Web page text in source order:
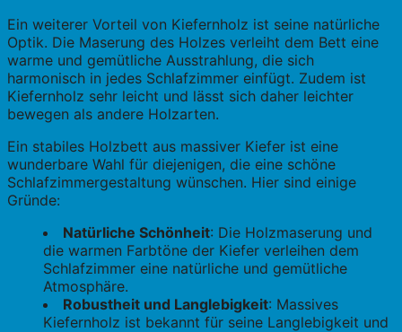
Ein weiterer Vorteil von Kiefernholz ist seine natürliche
Optik. Die Maserung des Holzes verleiht dem Bett eine
warme und gemütliche Ausstrahlung, die sich
harmonisch in jedes Schlafzimmer einfügt. Zudem ist
Kiefernholz sehr leicht und lässt sich daher leichter
bewegen als andere Holzarten.
Ein stabiles Holzbett aus massiver Kiefer ist eine
wunderbare Wahl für diejenigen, die eine schöne
Schlafzimmergestaltung wünschen. Hier sind einige
Gründe:
Natürliche Schönheit: Die Holzmaserung und
die warmen Farbtöne der Kiefer verleihen dem
Schlafzimmer eine natürliche und gemütliche
Atmosphäre.
Robustheit und Langlebigkeit: Massives
Kiefernholz ist bekannt für seine Langlebigkeit und